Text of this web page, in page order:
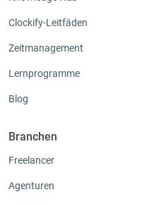
Clockify-Leitfäden
Zeitmanagement
Lernprogramme
Blog
Branchen
Freelancer
Agenturen